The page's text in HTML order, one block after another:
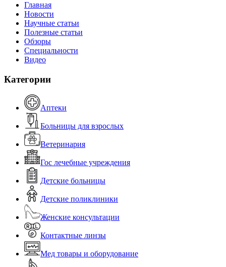
Главная
Новости
Научные статьи
Полезные статьи
Обзоры
Специальности
Видео
Категории
Аптеки
Больницы для взрослых
Ветеринария
Гос лечебные учреждения
Детские больницы
Детские поликлиники
Женские консультации
Контактные линзы
Мед товары и оборудование